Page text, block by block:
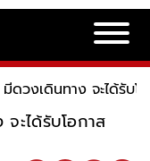
ดวงเดินทาง จะได้รั
ะได้รับโอกาส